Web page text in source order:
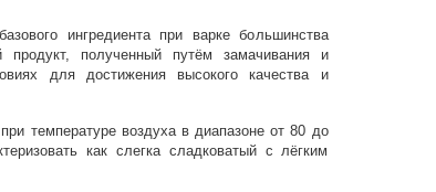
ингредиента при варке большинства
продукт, полученный путём замачивания и
для достижения высокого качества и
температуре воздуха в диапазоне от 80 до
как слегка сладковатый с лёгким